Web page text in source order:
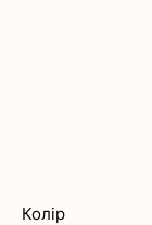
Колір